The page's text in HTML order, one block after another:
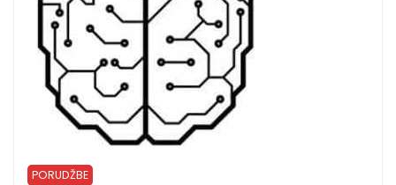
PORUDŽBE